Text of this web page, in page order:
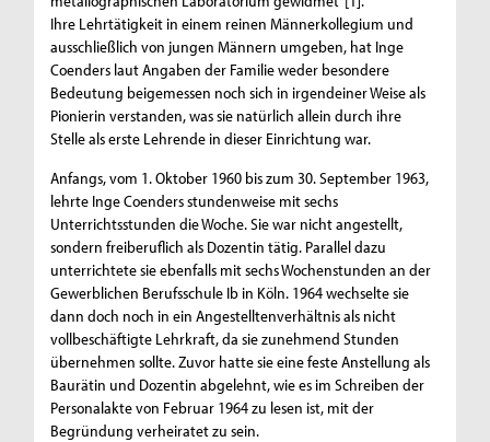
Ihre Lehrtätigkeit in einem reinen Männerkollegium und
ausschließlich von jungen Männern umgeben, hat Inge
Coenders laut Angaben der Familie weder besondere
Bedeutung beigemessen noch sich in irgendeiner Weise als
Pionierin verstanden, was sie natürlich allein durch ihre
Stelle als erste Lehrende in dieser Einrichtung war.
Anfangs, vom 1. Oktober 1960 bis zum 30. September 1963,
lehrte Inge Coenders stundenweise mit sechs
Unterrichtsstunden die Woche. Sie war nicht angestellt,
sondern freiberuflich als Dozentin tätig. Parallel dazu
unterrichtete sie ebenfalls mit sechs Wochenstunden an der
Gewerblichen Berufsschule Ib in Köln. 1964 wechselte sie
dann doch noch in ein Angestelltenverhältnis als nicht
vollbeschäftigte Lehrkraft, da sie zunehmend Stunden
übernehmen sollte. Zuvor hatte sie eine feste Anstellung als
Baurätin und Dozentin abgelehnt, wie es im Schreiben der
Personalakte von Februar 1964 zu lesen ist, mit der
Begründung verheiratet zu sein.